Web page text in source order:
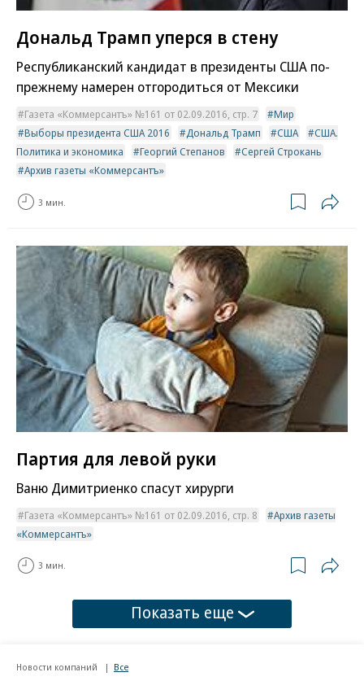
Дональд Трамп уперся в стену
Республиканский кандидат в президенты США по-
прежнему намерен отгородиться от Мексики
Газета «Коммерсантъ» №161 от 02.09.2016, стр. 7
Мир
Выборы президента США 2016
Дональд Трамп США
США.
Политика и экономика
Георгий Степанов
Сергей Строкань
Архив газеты «Коммерсантъ»
3 мин.
Партия для левой руки
Ваню Димитриенко спасут хирурги
Газета «Коммерсантъ» №161 от 02.09.2016, стр. 8
Архив газеты
«Коммерсантъ»
3 мин.
Показать еще
Новости компаний Все